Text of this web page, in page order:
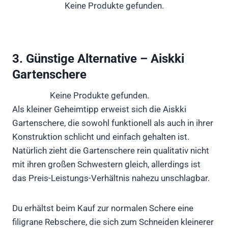
Keine Produkte gefunden.
3. Günstige Alternative – Aiskki
Gartenschere
Keine Produkte gefunden.
Als kleiner Geheimtipp erweist sich die Aiskki
Gartenschere, die sowohl funktionell als auch in ihrer
Konstruktion schlicht und einfach gehalten ist.
Natürlich zieht die Gartenschere rein qualitativ nicht
mit ihren großen Schwestern gleich, allerdings ist
das Preis-Leistungs-Verhältnis nahezu unschlagbar.
Du erhältst beim Kauf zur normalen Schere eine
filigrane Rebschere, die sich zum Schneiden kleinerer